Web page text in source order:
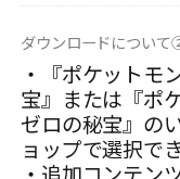
ダウンロードについ
・『ポケットモ
宝』または『ポ
ゼロの秘宝』の
ョップで選択で